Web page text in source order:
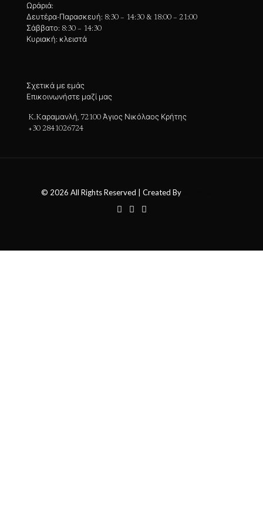
Ωράριά:
Δευτέρα-Παρασκευή: 8:30 – 14:30 & 18:00 – 21:00
Σάββατο: 8:30 – 14:30
Κυριακή: κλειστά
Σχετικά με εμάς
Επικοινωνήστε μαζί μας
K.Kαραμανλή, 72100 Άγιος Νικόλαος Κρήτης
+30 2841026724
© 2026 All Rights Reserved | Created By